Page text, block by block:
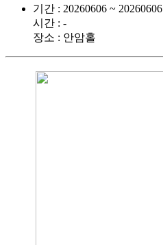
기간 : 20260606 ~ 20260606
시간 : -
장소 : 안암홀